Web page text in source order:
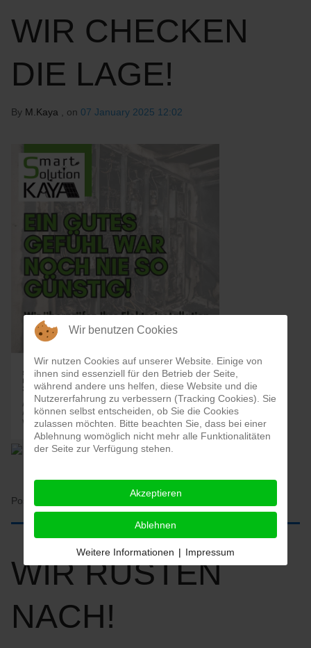
WIR CHECKEN
DIE LAGE!
By M.Kaya , on 07 January 2025 12:02
Posted in:
WIR RÜSTEN
NACH!
Wir benutzen Cookies
Wir nutzen Cookies auf unserer Website. Einige von
ihnen sind essenziell für den Betrieb der Seite,
während andere uns helfen, diese Website und die
Nutzererfahrung zu verbessern (Tracking Cookies). Sie
können selbst entscheiden, ob Sie die Cookies
zulassen möchten. Bitte beachten Sie, dass bei einer
Ablehnung womöglich nicht mehr alle Funktionalitäten
der Seite zur Verfügung stehen.
Akzeptieren
Ablehnen
Weitere Informationen | Impressum